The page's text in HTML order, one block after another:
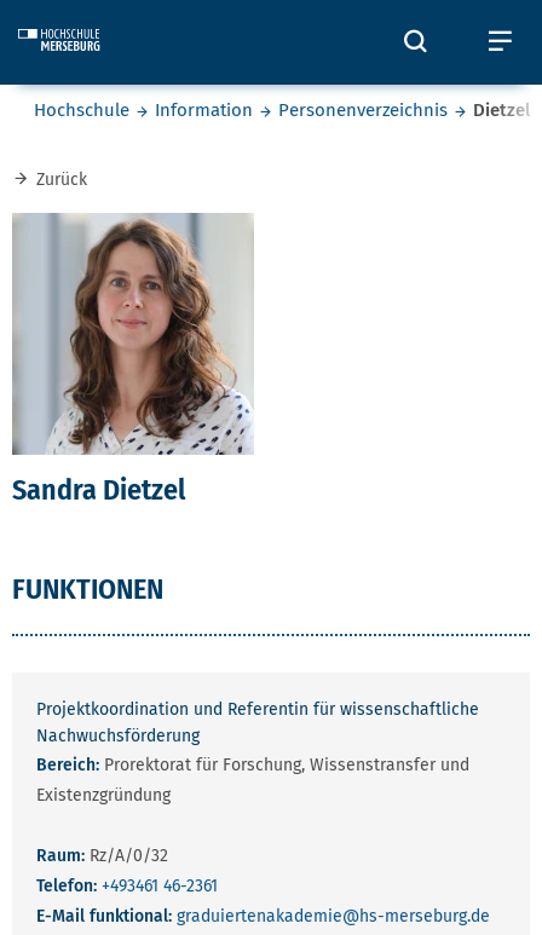
Öffnet
Sie befinden sich hier:
Hochschule Information Personenverzeichnis Dietzel
Zurück
Sandra Dietzel
FUNKTIONEN
Projektkoordination und Referentin für wissenschaftliche
Nachwuchsförderung
Bereich: Prorektorat für Forschung, Wissenstransfer und
Existenzgründung
Raum: Rz/A/0/32
Telefon: +493461 46-2361
E-Mail funktional: graduiertenakademie@hs-merseburg.de